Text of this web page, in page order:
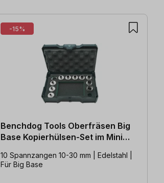
-15%
Benchdog Tools Oberfräsen Big
Base Kopierhülsen-Set im Mini
10 Spannzangen 10-30 mm | Edelstahl |
Für Big Base